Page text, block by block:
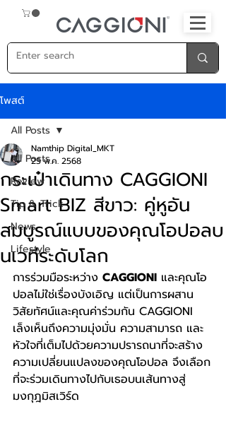
โพสต์
All Posts
Review
Tip & Trick
News
Lifestyle
All Posts
กระเป๋าเดินทาง CAGGIONI
Smart BIZ สีขาว: คู่หูอัน
สมบูรณ์แบบของคุณโอปอลบ
นเวทีระดับโลก
Namthip Digital_MKT
25 พ.ค. 2568
การร่วมมือระหว่าง CAGGIONI และคุณโอ
ปอลไม่ใช่เรื่องบังเอิญ แต่เป็นการผสาน
วิสัยทัศน์และคุณค่าร่วมกัน CAGGIONI
เล็งเห็นถึงความมุ่งมั่น ความสามารถ และ
หัวใจที่เต็มไปด้วยความปรารถนาที่จะสร้าง
ความเปลี่ยนแปลงของคุณโอปอล จึงเลือก
ที่จะร่วมเดินทางไปกับเธอบนเส้นทางสู่
มงกุฎมิสเวิร์ด